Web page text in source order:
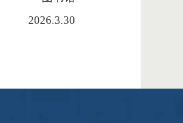
2026.3.30